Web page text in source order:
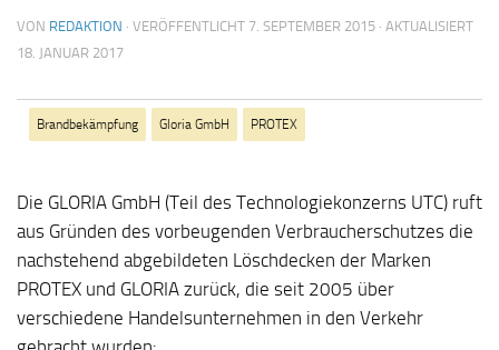
VON REDAKTION · VERÖFFENTLICHT 7. SEPTEMBER 2015 · AKTUALISIERT
18. JANUAR 2017
Brandbekämpfung Gloria GmbH PROTEX
Die GLORIA GmbH (Teil des Technologiekonzerns UTC) ruft
aus Gründen des vorbeugenden Verbraucherschutzes die
nachstehend abgebildeten Löschdecken der Marken
PROTEX und GLORIA zurück, die seit 2005 über
verschiedene Handelsunternehmen in den Verkehr